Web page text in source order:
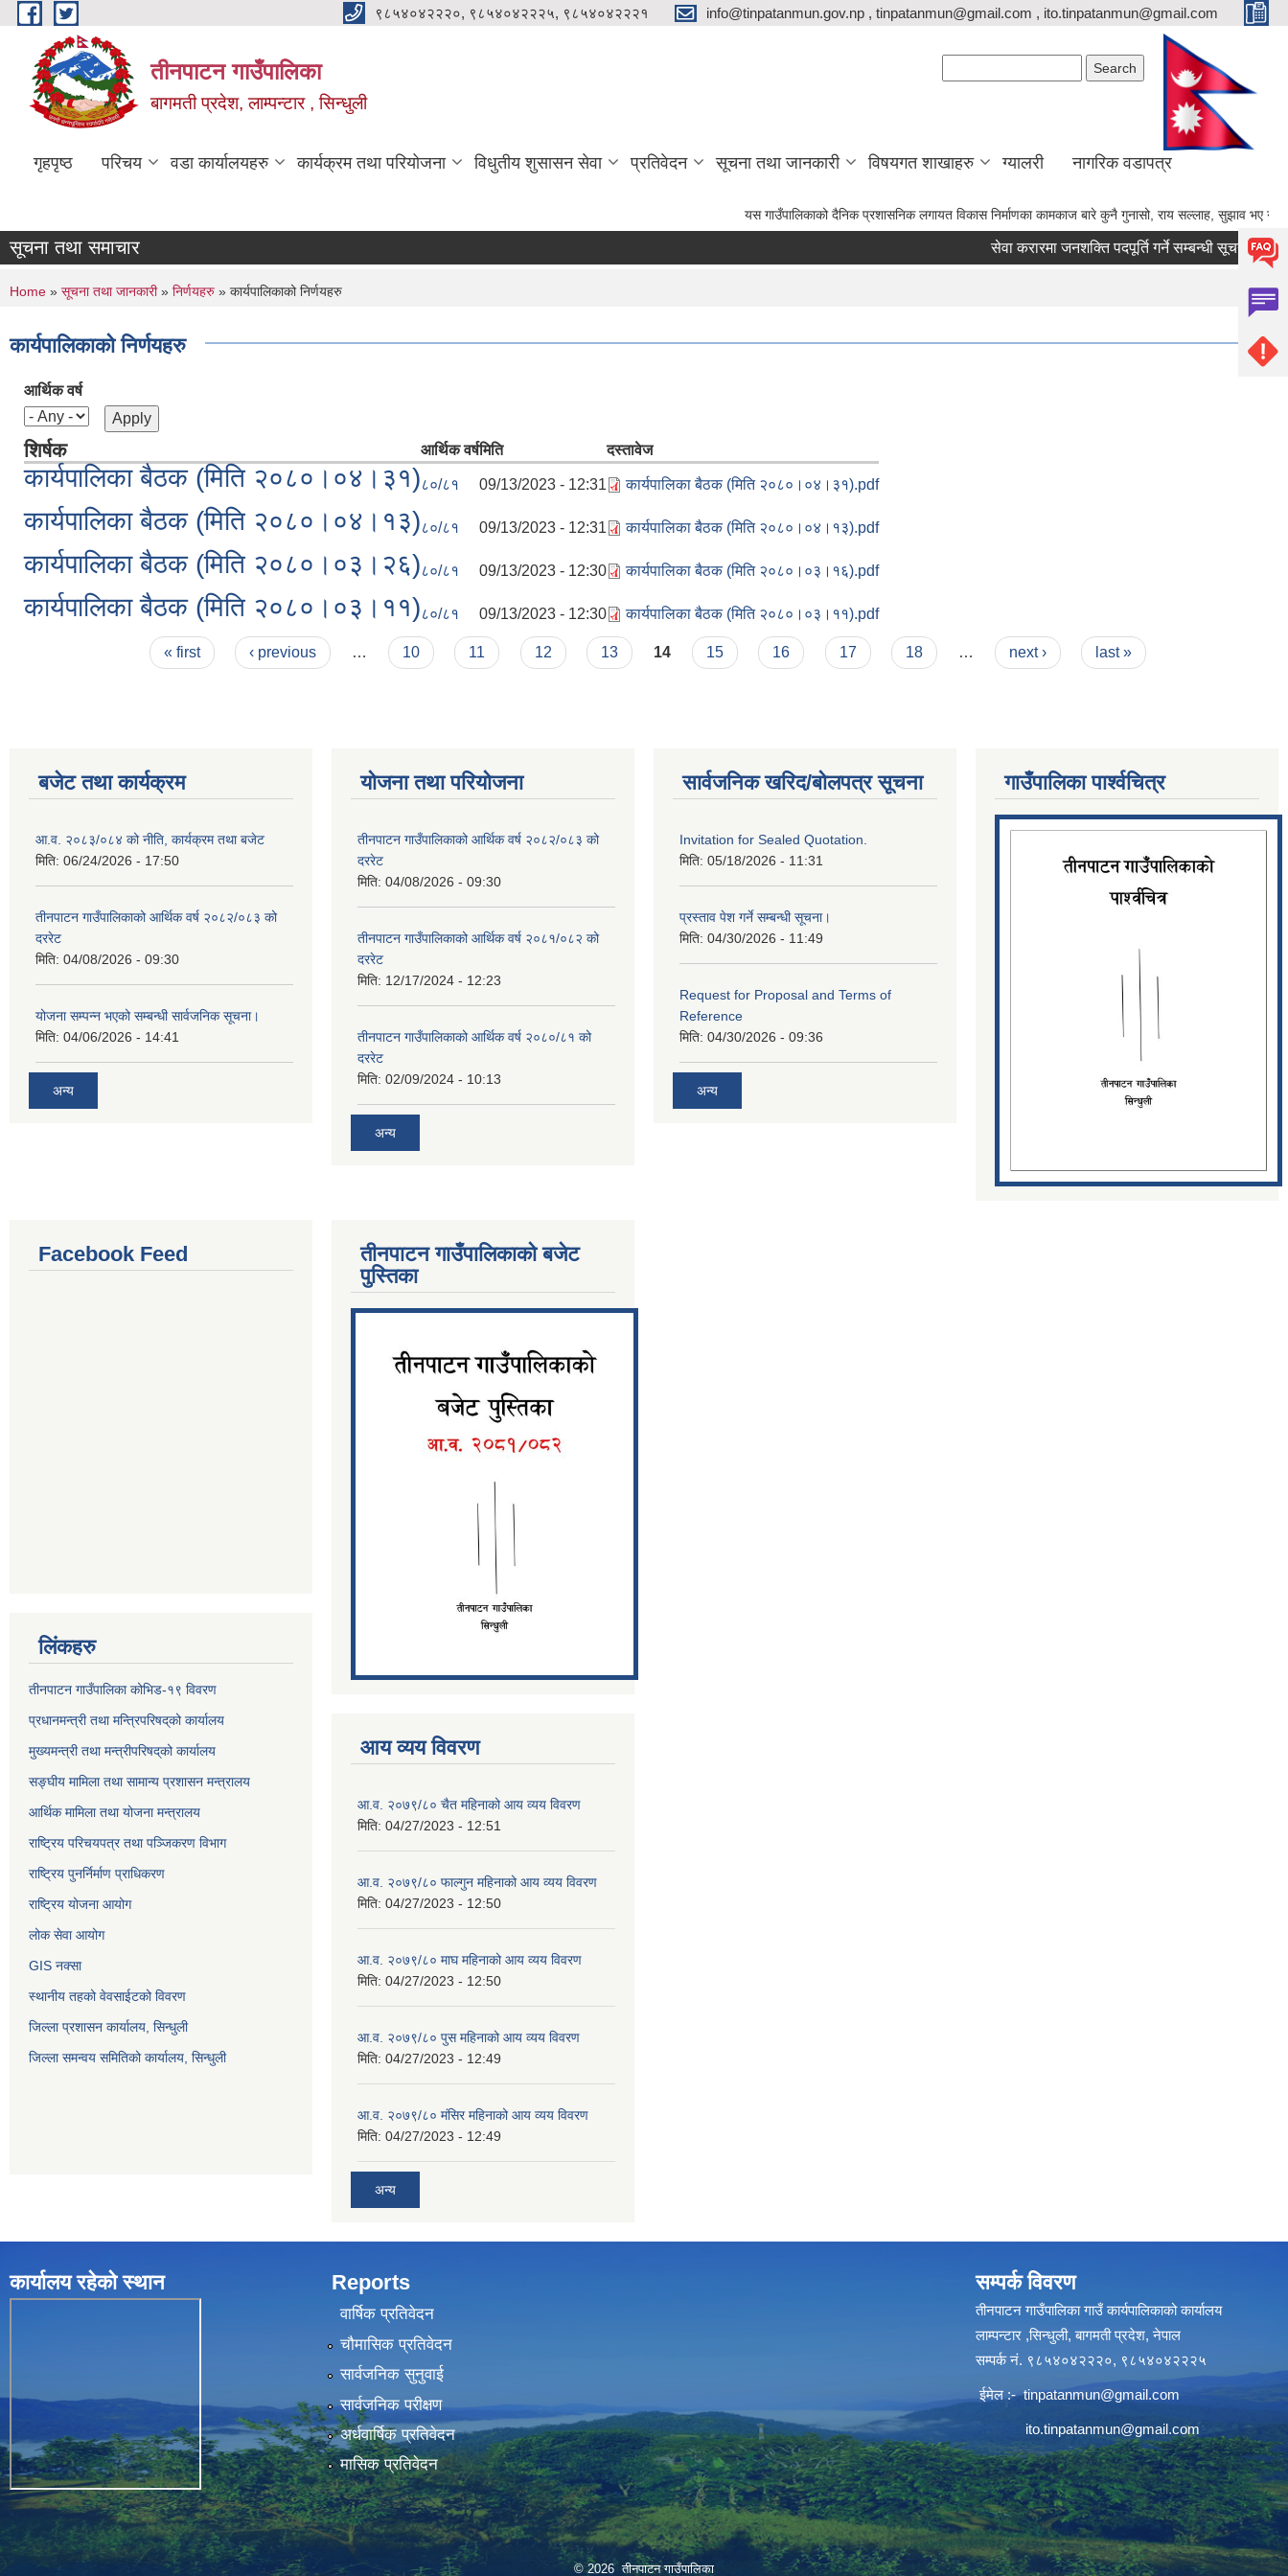
Skip to main content ९८५४०४२२२०, ९८५४०४२२२५, ९८५४०४२२२१ info@tinpatanmun.gov.np , tinpatanmun@gmail.com , ito.tinpatanmun@gmail.com
तीनपाटन गाउँपालिका
बागमती प्रदेश, लाम्पन्टार , सिन्धुली
गृहपृष्ठ परिचय वडा कार्यालयहरु कार्यक्रम तथा परियोजना विधुतीय शुसासन सेवा प्रतिवेदन सूचना तथा जानकारी विषयगत शाखाहरु ग्यालरी नागरिक वडापत्र
यस गाउँपालिकाको दैनिक प्रशासनिक लगायत विकास निर्माणका कामकाज बारे कुनै गुनासो, राय सल्लाह, सुझाव भए
सूचना तथा समाचार सेवा करारमा जनशक्ति पदपूर्ति गर्ने सम्बन्धी सूचना।
You are here
Home » सूचना तथा जानकारी» निर्णयहरु » कार्यपालिकाको निर्णयहरु
कार्यपालिकाको निर्णयहरु
आर्थिक वर्ष
शिर्षक आर्थिक वर्षमिति दस्तावेज
कार्यपालिका बैठक (मिति २०८०।०४।३१)८०/८१ 09/13/2023 - 12:31 कार्यपालिका बैठक (मिति २०८०।०४।३१).pdf
कार्यपालिका बैठक (मिति २०८०।०४।१३)८०/८१ 09/13/2023 - 12:31 कार्यपालिका बैठक (मिति २०८०।०४।१३).pdf
कार्यपालिका बैठक (मिति २०८०।०३।२६)८०/८१ 09/13/2023 - 12:30 कार्यपालिका बैठक (मिति २०८०।०३।१६).pdf
कार्यपालिका बैठक (मिति २०८०।०३।११)८०/८१ 09/13/2023 - 12:30 कार्यपालिका बैठक (मिति २०८०।०३।११).pdf
« first ‹ previous … 10 11 12 13 14 15 16 17 18 … next › last »
बजेट तथा कार्यक्रम
आ.व. २०८३/०८४ को नीति, कार्यक्रम तथा बजेट
मिति: 06/24/2026 - 17:50
तीनपाटन गाउँपालिकाको आर्थिक वर्ष २०८२/०८३ को
दररेट
मिति: 04/08/2026 - 09:30
योजना सम्पन्न भएको सम्बन्धी सार्वजनिक सूचना।
मिति: 04/06/2026 - 14:41
अन्य
योजना तथा परियोजना
तीनपाटन गाउँपालिकाको आर्थिक वर्ष २०८२/०८३ को
दररेट
मिति: 04/08/2026 - 09:30
तीनपाटन गाउँपालिकाको आर्थिक वर्ष २०८१/०८२ को
दररेट
मिति: 12/17/2024 - 12:23
तीनपाटन गाउँपालिकाको आर्थिक वर्ष २०८०/८१ को
दररेट
मिति: 02/09/2024 - 10:13
अन्य
सार्वजनिक खरिद/बोलपत्र सूचना
Invitation for Sealed Quotation.
मिति: 05/18/2026 - 11:31
प्रस्ताव पेश गर्ने सम्बन्धी सूचना।
मिति: 04/30/2026 - 11:49
Request for Proposal and Terms of
Reference
मिति: 04/30/2026 - 09:36
अन्य
गाउँपालिका पार्श्‍वचित्र
Facebook Feed
लिंकहरु
तीनपाटन गाउँपालिका कोभिड-१९ विवरण
प्रधानमन्त्री तथा मन्त्रिपरिषद्‌को कार्यालय
मुख्यमन्त्री तथा मन्त्रीपरिषद्‌को कार्यालय
सङ्घीय मामिला तथा सामान्य प्रशासन मन्त्रालय
आर्थिक मामिला तथा योजना मन्त्रालय
राष्ट्रिय परिचयपत्र तथा पञ्जिकरण विभाग
राष्ट्रिय पुनर्निर्माण प्राधिकरण
राष्ट्रिय योजना आयोग
लोक सेवा आयोग
GIS नक्सा
स्थानीय तहको वेवसाईटको विवरण
जिल्ला प्रशासन कार्यालय, सिन्धुली
जिल्ला समन्वय समितिको कार्यालय, सिन्धुली
तीनपाटन गाउँपालिकाको बजेट
पुस्तिका
आय व्यय विवरण
आ.व. २०७९/८० चैत महिनाको आय व्यय विवरण
मिति: 04/27/2023 - 12:51
आ.व. २०७९/८० फाल्गुन महिनाको आय व्यय विवरण
मिति: 04/27/2023 - 12:50
आ.व. २०७९/८० माघ महिनाको आय व्यय विवरण
मिति: 04/27/2023 - 12:50
आ.व. २०७९/८० पुस महिनाको आय व्यय विवरण
मिति: 04/27/2023 - 12:49
आ.व. २०७९/८० मंसिर महिनाको आय व्यय विवरण
मिति: 04/27/2023 - 12:49
अन्य
कार्यालय रहेकाे स्थान Reports
वार्षिक प्रतिवेदन
चौमासिक प्रतिवेदन
सार्वजनिक सुनुवाई
सार्वजनिक परीक्षण
अर्धवार्षिक प्रतिवेदन
मासिक प्रतिवेदन
सम्पर्क विवरण
तीनपाटन गाउँपालिका गाउँ कार्यपालिकाको कार्यालय
लाम्पन्टार ,सिन्धुली, बागमती प्रदेश, नेपाल
सम्पर्क नं. ९८५४०४२२२०, ९८५४०४२२२५
ईमेल :-tinpatanmun@gmail.com
ito.tinpatanmun@gmail.com
© 2026 तीनपाटन गाउँपालिका